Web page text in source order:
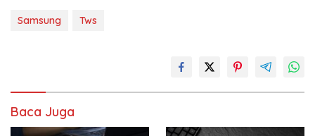
Samsung Tws
Baca Juga